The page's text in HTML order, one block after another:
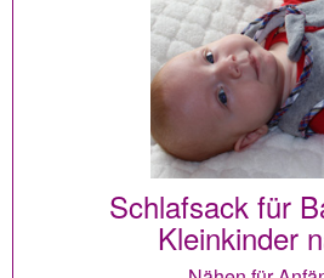
Schlafsack für
Kleinkinder